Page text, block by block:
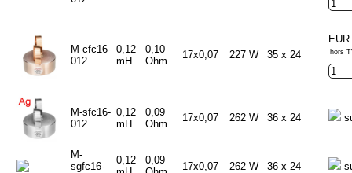
M-cfc16-
012
0,12
mH
0,10
Ohm
17x0,07 227 W 35 x 24 hors
M-sfc16-
012
0,12
mH
0,09
Ohm
17x0,07 262 W 36 x 24
M-
sgfc16-
0,12
0,09
17x0,07 262 W 36 x 24